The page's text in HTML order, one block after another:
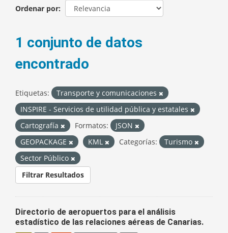
Ordenar por
1 conjunto de datos
encontrado
Etiquetas:
Transporte y comunicaciones
INSPIRE - Servicios de utilidad pública y estatales
Cartografía
Formatos:
JSON
GEOPACKAGE
KML Categorías:
Turismo
Sector Público
Filtrar Resultados
Directorio de aeropuertos para el análisis
estadístico de las relaciones aéreas de Canarias.